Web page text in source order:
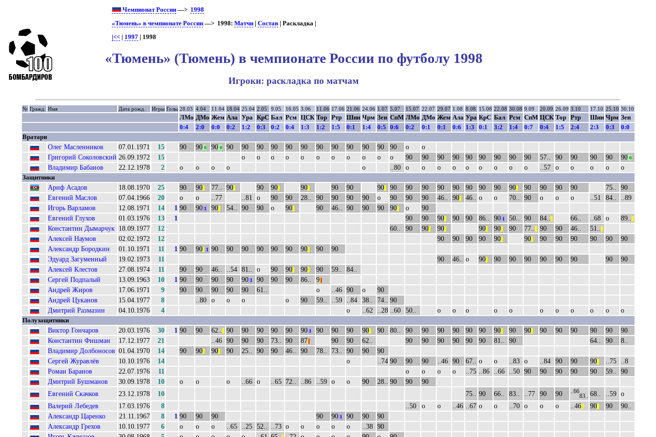
Чемпионат России —> 1998
«Тюмень» в чемпионате России —> 1998:Матчи |Состав | Раскладка |
|<< | 1997 | 1998
«Тюмень» (Тюмень) в чемпионате России по футболу 1998
Игроки: раскладка по матчам
№ Гражд. Имя Дата рожд. Игры Голы 28.03 4.04 11.04 18.04 25.04 2.05 9.05 16.05 3.06 11.06 17.06 21.06 24.06 1.07 5.07 15.07 22.07 29.07 1.08 8.08 15.08 22.08 30.08 9.09 20.09 26.09 3.10 17.10 25.10 30.10
ЛМо ДМо Жем Ала Ура КрС Бал Рсм ЦСК Тор Ртр Шин Чрм Зен СпМ ЛМо ДМо Жем Ала Ура КрС Бал Рсм СпМ ЦСК Тор Ртр Шин Чрм Зен
0:4
2:0 0:0 0:2 1:2 0:3 0:2 0:4 1:3 1:2 1:5 0:1 1:4 0:5 0:6 0:2 0:1 0:1 0:6 1:3 0:1 3:2 1:4 0:7 0:4 1:5 2:4 2:3 0:3
0:0
Вратари
Олег Масленников 07.01.1971 15 90 900 900 90 90 90 90 90 90 90 90 90 90 90 90 о
о
Григорий Соколовский 26.09.1972 15 о о о о о о о о о о о 90 90 90 90 90 90 90 90 90 57.. 90 90 90 90 900
Владимир Бабанов 22.12.1978 2 о о о о о ..80 о о о о о о о о о ..57 о о о о о
Защитники
Ариф Асадов 18.08.1970 25 90 90|| 77.. 90|| 90 90|| 90|| 90 90 90|| 90 90 90 90 90 90 90 90 90|| 90 90 90 90 75..
90
Евгений Маслов
07.04.1966 20 о о ..77 ..81 о 90 90 28.. 90 90 90 90 о 90 90 90 46.. 90|| 46.. о о 70.. 90 о о о ..51 84..
..89
Игорь Варламов
12.08.1971 14 1 90 901 90|| 54.. 90 90 о 90|| 90 46.. 90 90 90 90|| о
90
Евгений Глухов
01.03.1976 13 1 90 90 90|| 90 90 86.. 901 50.. 90 84.. 66.. ..68 о 89..
Константин Дымарчук 18.09.1977 12 60.. 90 90|| 90|| 90|| 90|| 90 77.. 90 90 46.. 51..
Алексей Наумов 02.02.1972 12 90 90 90 90 90|| 90|| 90 90 90 90 90
90
Александр Бородкин
01.10.1971 11 1 90 90|| 1 90 90 90 90 90 90 90|| 90
90
Эдуард Загуменный
19.02.1973 11 90 46.. о 90|| 90 90 90 90 90 90 90
90
Алексей Клестов
27.08.1974 11 90 90 46.. ..54 81.. о 90 90|| 90|| 90 59..
84..
Сергей Подпалый
13.09.1963 10 1 90 90 90 90 901 90 90 90 86.. 9|
Андрей Жиров 17.06.1971 9 90 90 90 90 90 61.. о ..46 90 о
90
Андрей Цуканов
15.04.1977 8 ..80 о о о о 90 59.. ..59 ..84 38.. 74..
90
Дмитрий Размазин
04.10.1976 4 о ..62 ..28 ..60 50.. о о о о о о о о о о о
Полузащитники
Виктор Гончаров 20.03.1976 30 1 90 90 62.. 90 90 90 90 90 901 90 90 90 90|| 90 80.. 90 90 90 90 90 90 90|| 90 90|| 90 90 90 90 90
90
Константин Фишман
17.12.1977 21 ..46 90 90 90 73.. 90 87 90 90 62.. 90 90 90 90 90 90 81.. 90 64.. 90
8..
Владимир Долбоносов 01.04.1970 14 90 90|| 90|| 90 25.. 90 90 46.. 90 78.. 73.. 90 90
90
Сергей Журавлёв
10.10.1976 14 о ..74 90 90 90 ..46 90 67.. о о ..83 о ..84 90 90 90|| ..75
..8
Роман Баранов
22.07.1976 11 о о о о ..75 ..86 ..66 ..50 90 90 90 90 90 59..
90
Дмитрий Бушманов
30.09.1978 10 о о о ..66 о ..65 72.. ..86 ..59 о о 90 28.. 90 90
90
Евгений Скачков
23.12.1978 10 75.. 90 66.. 83.. ..77 90 90 ..66
83.. 68.. ..59 о
Валерий Лебедев
17.03.1976 8 ..50 о о ..46 ..67 о о ..70 о о о ..46|| 90|| 90
90..
Александр Царенко
21.11.1967 8 1 90 90 90 90 901 90 90
90
Александр Грехов
10.10.1977 6 о о о ..65 ..25 52.. ..73 о о о о о ..38 90